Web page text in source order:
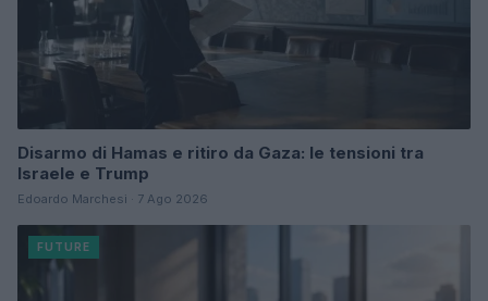
Disarmo di Hamas e ritiro da Gaza: le tensioni tra
Israele e Trump
Edoardo Marchesi · 7 Ago 2026
FUTURE